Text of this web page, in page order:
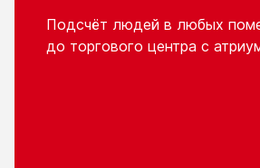
Подсчёт людей в любых
до торгового центра с